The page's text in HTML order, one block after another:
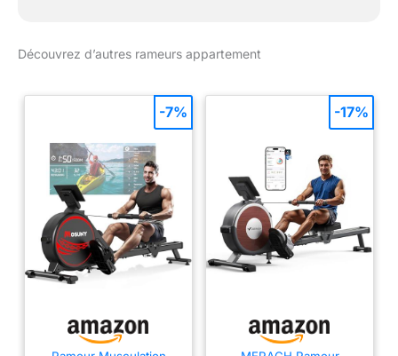
le rameur musculation
DMASUN vous offre une
d'entraînement. Ajustez
facilement l’intensité de
travail musculaire
complet ou des
exercices cardio, que
vous soyez débutant ou
sportif expérimenté. Le
système magnétique
assure une transition
mouvement doux et
silencieux. ✅【UN
Découvrez d’autres rameurs appartement
-7% -17%